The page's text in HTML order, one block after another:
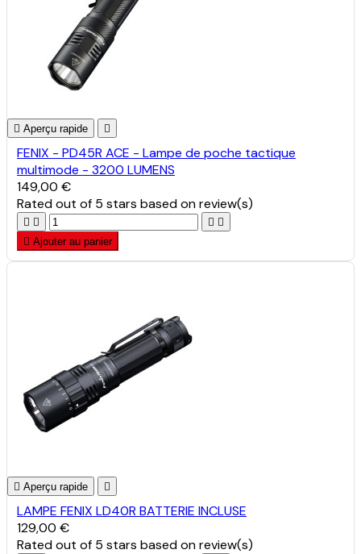
 Aperçu rapide 
FENIX - PD45R ACE - Lampe de poche tactique
multimode - 3200 LUMENS
149,00 €
Ratedout of 5 stars based onreview(s)
   
 Ajouter au panier
 Aperçu rapide 
LAMPE FENIX LD40R BATTERIE INCLUSE
129,00 €
Ratedout of 5 stars based onreview(s)